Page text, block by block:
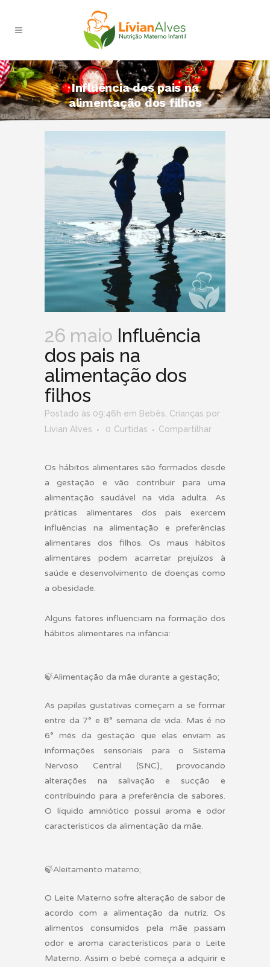
Influência dos pais na
alimentação dos filhos
26 maio Influência
dos pais na
alimentação dos
filhos
Postado às 09:46h em Bebês Crianças por
Lívian Alves
0 Curtidas Compartilhar
Os hábitos alimentares são formados desde
a gestação e vão contribuir para uma
alimentação saudável na vida adulta. As
práticas alimentares dos pais exercem
influências na alimentação e preferências
alimentares dos filhos. Os maus hábitos
alimentares podem acarretar prejuízos à
saúde e desenvolvimento de doenças como
a obesidade.
Alguns fatores influenciam na formação dos
hábitos alimentares na infância:
🍃Alimentação da mãe durante a gestação;
As papilas gustativas começam a se formar
entre da 7° e 8° semana de vida. Mas é no
6° mês da gestação que elas enviam as
informações sensoriais para o Sistema
Nervoso Central (SNC), provocando
alterações na salivação e sucção e
contribuindo para a preferência de sabores.
O líquido amniótico possui aroma e odor
característicos da alimentação da mãe.
🍃Aleitamento materno;
O Leite Materno sofre alteração de sabor de
acordo com a alimentação da nutriz. Os
alimentos consumidos pela mãe passam
odor e aroma característicos para o Leite
Materno. Assim o bebê começa a adquirir e